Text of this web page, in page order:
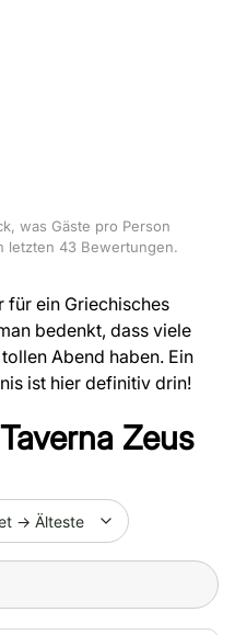
was Gäste pro Person
letzten 43 Bewertungen.
für ein Griechisches
bedenkt, dass viele
Abend haben. Ein
ist hier definitiv drin!
Taverna Zeus